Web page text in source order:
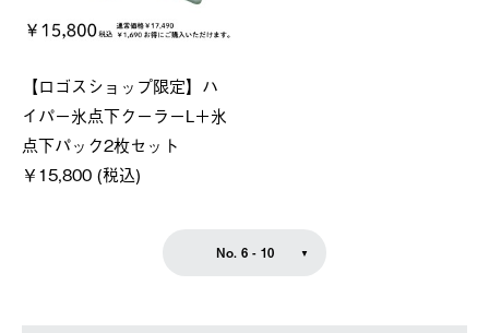
【ロゴスショップ限定】ハ
イパー氷点下クーラーL＋氷
点下パック2枚セット
￥15,800 (税込)
No. 6 - 10